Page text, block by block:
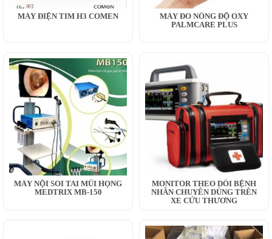
MÁY ĐIỆN TIM H3 COMEN
MÁY ĐO NỒNG ĐỘ OXY
PALMCARE PLUS
MÁY NỘI SOI TAI MŨI HỌNG
MEDTRIX MB-150
MONITOR THEO DÕI BỆNH
NHÂN CHUYÊN DÙNG TRÊN
XE CỨU THƯƠNG